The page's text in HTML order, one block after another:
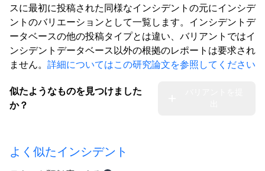
スに最初に投稿された同様なインシデントの元にインシデ
ントのバリエーションとして一覧します。インシデントデ
ータベースの他の投稿タイプとは違い、バリアントではイ
ンシデントデータベース以外の根拠のレポートは要求され
ません。 詳細についてはこの研究論文を参照してください
似たようなものを見つけました
か？
よく似たインシデント